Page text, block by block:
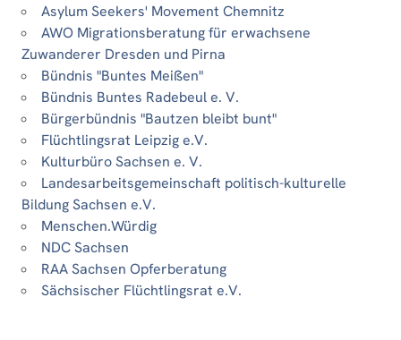
Asylum Seekers' Movement Chemnitz
AWO Migrationsberatung für erwachsene
Zuwanderer Dresden und Pirna
Bündnis "Buntes Meißen"
Bündnis Buntes Radebeul e. V.
Bürgerbündnis "Bautzen bleibt bunt"
Flüchtlingsrat Leipzig e.V.
Kulturbüro Sachsen e. V.
Landesarbeitsgemeinschaft politisch-kulturelle
Bildung Sachsen e.V.
Menschen.Würdig
NDC Sachsen
RAA Sachsen Opferberatung
Sächsischer Flüchtlingsrat e.V.